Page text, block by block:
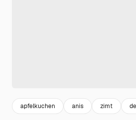
apfelkuchen anis zimt